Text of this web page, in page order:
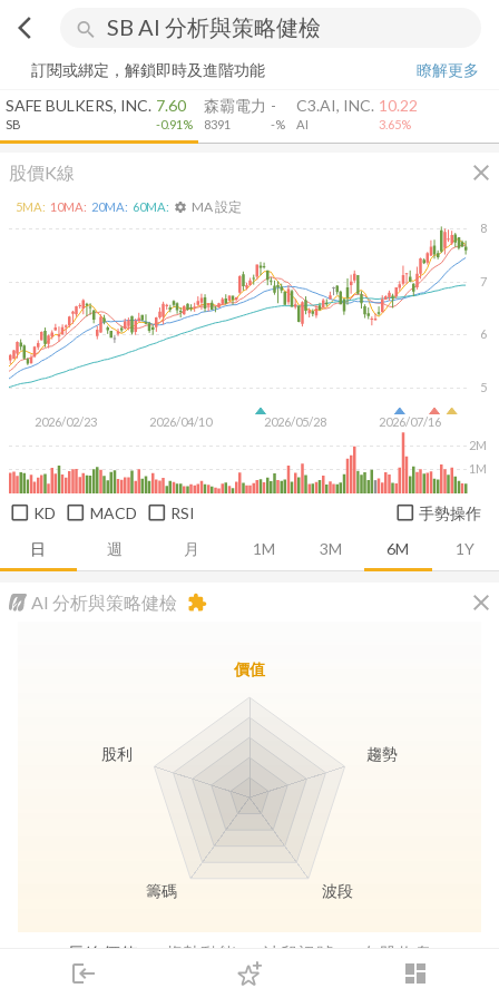
arrow_back_ios search
login dashboard
下單
訂閱或綁定，解鎖即時及進階功能
瞭解更多
SAFE BULKERS, INC.
SB
7.60
-0.91%
森霸電力
8391
-
-%
C3.AI, INC.
AI
10.22
3.65%
股價K線 close
日 週 月 1M 3M 6M 1Y
2026/02/23 2026/04/10 2026/05/28 2026/07/16
5
6
7
8
1M
2M
5MA: 10MA: 20MA: 60MA: settings MA 設定
KD MACD RSI 手勢操作
AI 分析與策略健檢 close
extension
長線價值 趨勢動能 波段訊號 存股收息
價值
趨勢
波段
籌碼
股利